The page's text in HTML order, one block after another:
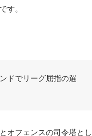
す。
ドでリーグ屈指の選
オフェンスの司令塔とし